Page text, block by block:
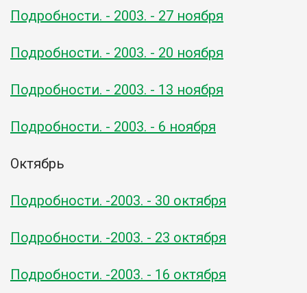
Подробности. - 2003. - 27 ноября
Подробности. - 2003. - 20 ноября
Подробности. - 2003. - 13 ноября
Подробности. - 2003. - 6 ноября
Октябрь
Подробности. -2003. - 30 октября
Подробности. -2003. - 23 октября
Подробности. -2003. - 16 октября